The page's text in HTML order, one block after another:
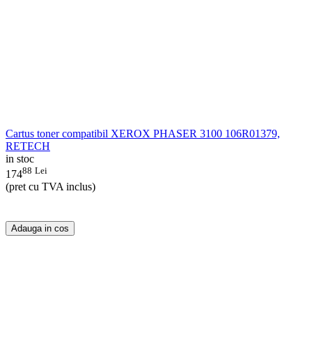
Cartus toner compatibil XEROX PHASER 3100 106R01379,
RETECH
in stoc
17488 Lei
(pret cu TVA inclus)
Adauga in cos